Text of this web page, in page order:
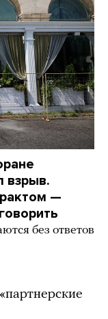
взрыв.
—
без ответов